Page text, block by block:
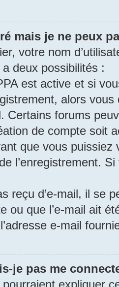
mais je ne peux
votre nom
deux possibilités :
est active et si
alors
Certains forums
de compte soit
que vous
l’enregistrement.
reçu d’e-mail, il se
ou que l’e-mail ait
e-mail
je pas me
expliquer